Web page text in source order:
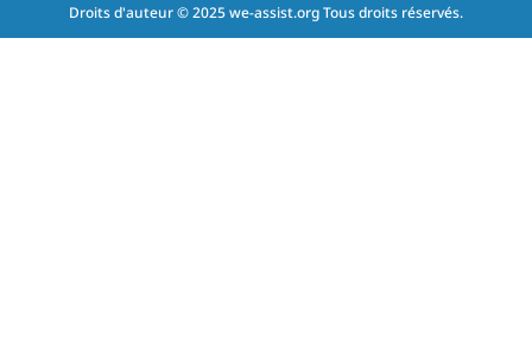
Droits d'auteur © 2025 we-assist.org Tous droits réservés.